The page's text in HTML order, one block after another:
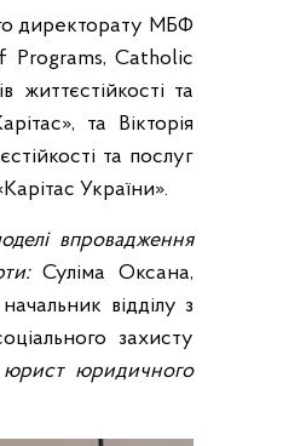
директорату МБФ
Programs, Catholic
життєстійкості та
та Вікторія
та послуг
України».
впровадження
Суліма Оксана,
відділу з
захисту
юридичного